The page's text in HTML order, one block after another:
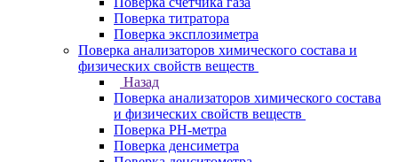
Поверка титратора
Поверка эксплозиметра
Поверка анализаторов химического состава и
физических свойств веществ
Назад
Поверка анализаторов химического состава
и физических свойств веществ
Поверка PH-метра
Поверка денсиметра